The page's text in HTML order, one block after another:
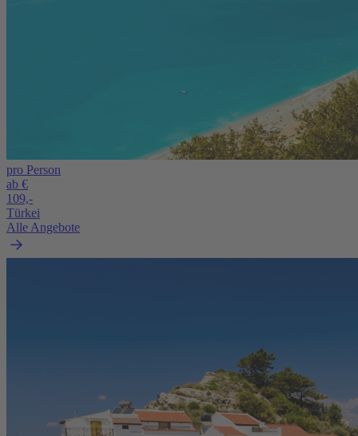
pro Person
ab €
109,-
Türkei
Alle Angebote